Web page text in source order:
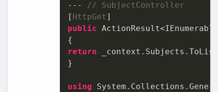
--- // SubjectController
[ HttpGet
public
return
}
using